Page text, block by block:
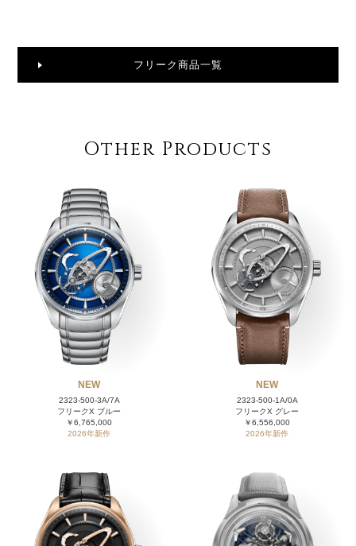
フリーク商品一覧
Other Products
NEW
2323-500-3A/7A
フリークX ブルー
￥6,765,000
2026年新作
NEW
2323-500-1A/0A
フリークX グレー
￥6,556,000
2026年新作